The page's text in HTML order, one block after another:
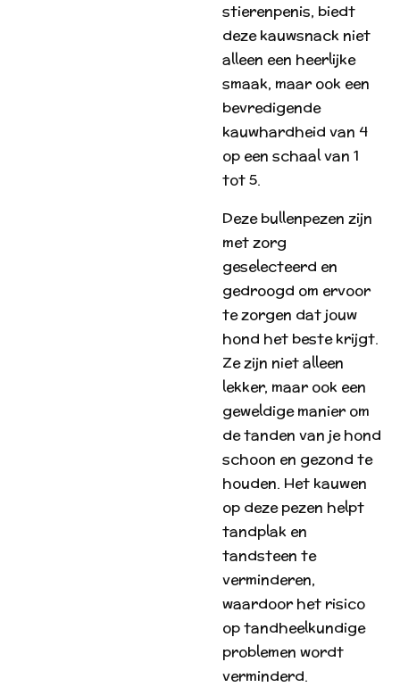
stierenpenis, biedt
deze kauwsnack niet
alleen een heerlijke
smaak, maar ook een
bevredigende
kauwhardheid van 4
op een schaal van 1
tot 5.
Deze bullenpezen zijn
met zorg
geselecteerd en
gedroogd om ervoor
te zorgen dat jouw
hond het beste krijgt.
Ze zijn niet alleen
lekker, maar ook een
geweldige manier om
de tanden van je hond
schoon en gezond te
houden. Het kauwen
op deze pezen helpt
tandplak en
tandsteen te
verminderen,
waardoor het risico
op tandheelkundige
problemen wordt
verminderd.